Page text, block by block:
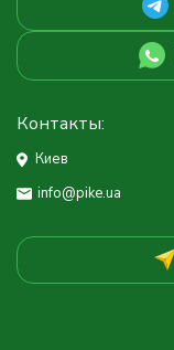
Контакты:
Киев
info@pike.ua